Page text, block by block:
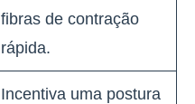
fibras de contração
rápida.
Incentiva uma postura